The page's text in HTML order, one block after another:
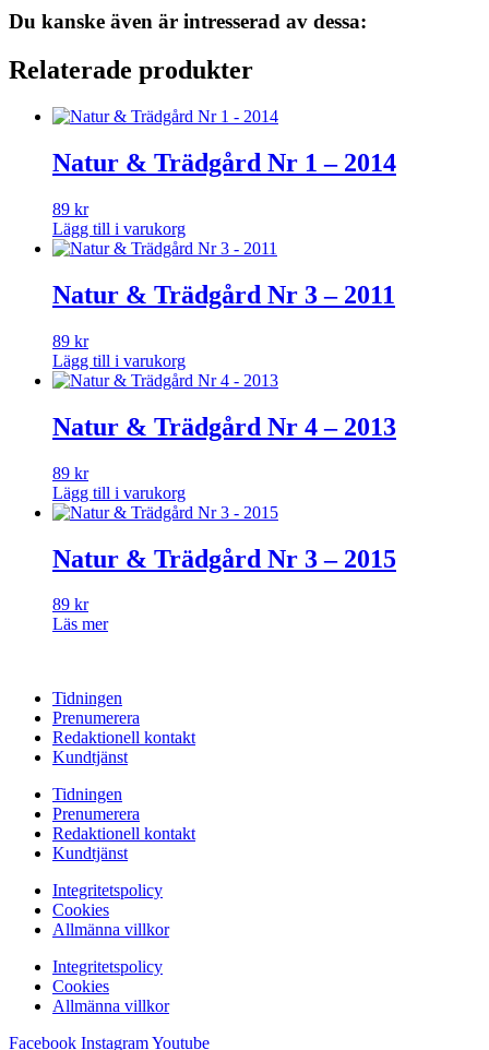
3
-
mängd
Du kanske även är intresserad av dessa:
Relaterade produkter
Natur & Trädgård Nr 1 – 2014
89 kr
Lägg till i varukorg
Natur & Trädgård Nr 3 – 2011
89 kr
Lägg till i varukorg
Natur & Trädgård Nr 4 – 2013
89 kr
Lägg till i varukorg
Natur & Trädgård Nr 3 – 2015
89 kr
Läs mer
Tidningen
Prenumerera
Redaktionell kontakt
Kundtjänst
Tidningen
Prenumerera
Redaktionell kontakt
Kundtjänst
Integritetspolicy
Cookies
Allmänna villkor
Integritetspolicy
Cookies
Allmänna villkor
Facebook InstagramYoutube